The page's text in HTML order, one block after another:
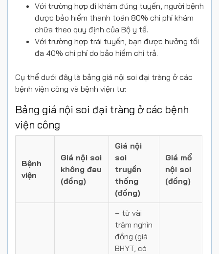
Với trường hợp đi khám đúng tuyến, người bệnh
được bảo hiểm thanh toán 80% chi phí khám
chữa theo quy định của Bộ y tế.
Với trường hợp trái tuyến, bạn được hưởng tối
đa 40% chi phí do bảo hiểm chi trả.
Cụ thể dưới đây là bảng giá nội soi đại tràng ở các
bệnh viện công và bệnh viện tư:
Bảng giá nội soi đại tràng ở các bệnh
viện công
Bệnh
viện
Giá nội soi
không đau
(đồng)
Giá nội
soi
truyền
thống
(đồng)
Giá mổ
nội soi
(đồng)
– từ vài
trăm nghìn
đồng (giá
BHYT, có